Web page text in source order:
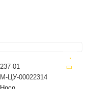
237-01
M-ЦУ-00022314